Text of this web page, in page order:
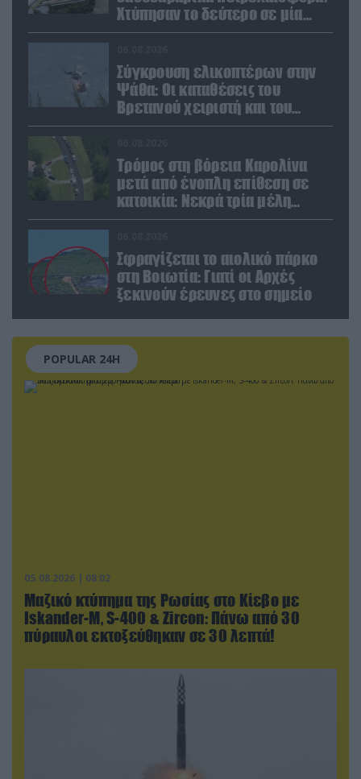
Χτύπησαν το δεύτερο σε μία
ημέρα στην Ερυθρά Θάλασσα
Σύγκρουση ελικοπτέρων στην
Ψάθα: Οι καταθέσεις του
Βρετανού χειριστή και του
Έλληνα πιλότου από το δεύτερο
Τρόμος στη βόρεια Καρολίνα
μετά από ένοπλη επίθεση σε
κατοικία: Νεκρά τρία μέλη
οικογένειας – 4 οι τραυματίες
Σφραγίζεται το αιολικό πάρκο
στη Βοιωτία: Γιατί οι Αρχές
ξεκινούν έρευνες στο σημείο
POPULAR 24H
05.08.2026 | 08:02
Μαζικό κτύπημα της Ρωσίας στο Κίεβο με
Iskander-Μ, S-400 & Zircon: Πάνω από 30
πύραυλοι εκτοξεύθηκαν σε 30 λεπτά!